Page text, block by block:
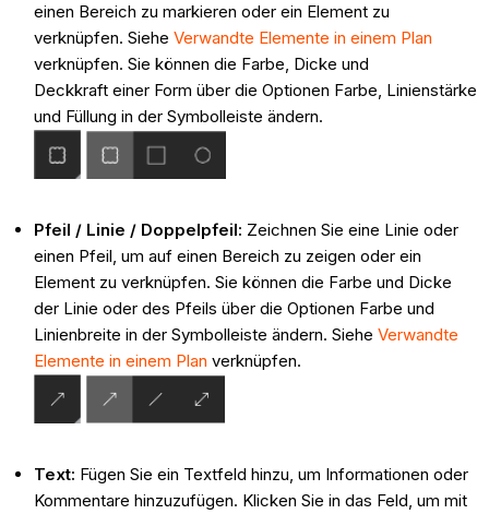
einen Bereich zu markieren oder ein Element zu
verknüpfen. SieheVerwandte Elemente in einem Plan
verknüpfen. Sie können die Farbe, Dicke und
Deckkraft einer Form über die Optionen Farbe, Linienstärke
und Füllung in der Symbolleiste ändern.
Pfeil / Linie / Doppelpfeil: Zeichnen Sie eine Linie oder
einen Pfeil, um auf einen Bereich zu zeigen oder ein
Element zu verknüpfen. Sie können die Farbe und Dicke
der Linie oder des Pfeils über die Optionen Farbe und
Linienbreite in der Symbolleiste ändern. SieheVerwandte
Elemente in einem Plan verknüpfen.
Text: Fügen Sie ein Textfeld hinzu, um Informationen oder
Kommentare hinzuzufügen. Klicken Sie in das Feld, um mit